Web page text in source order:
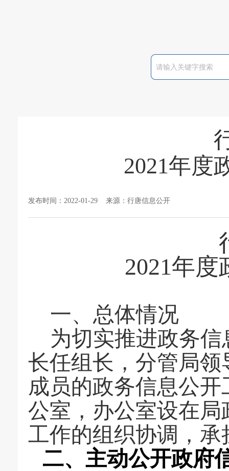
2021年度
发布时间：2022-01-29 来源：行唐信息公开
2021年度
一、总体情况
为切实推进政务
长任组长，分管局领
成员的政务信息公
公室 ， 办公室设在局
工作的组织协调，
二、主动公开政府